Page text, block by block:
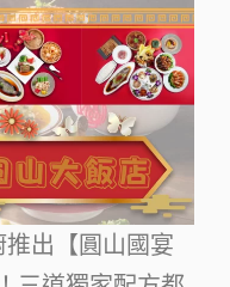
出【圓山國宴